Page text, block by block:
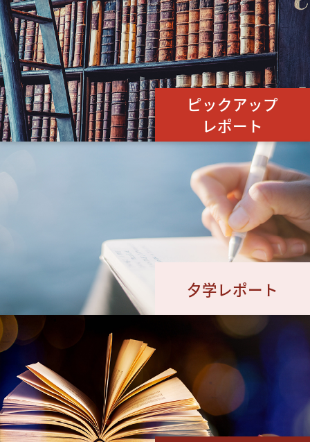
ピックアップ
レポート
夕学レポート